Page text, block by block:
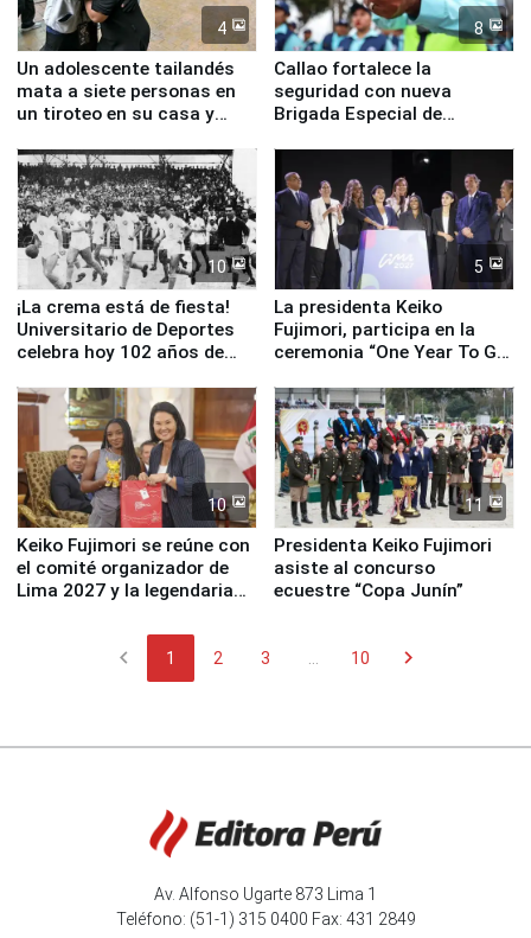
4
Un adolescente tailandés
mata a siete personas en
un tiroteo en su casa y
8
Callao fortalece la
seguridad con nueva
Brigada Especial de
equipamiento para
Serenazgo
10
¡La crema está de fiesta!
Universitario de Deportes
celebra hoy 102 años de
5
La presidenta Keiko
Fujimori, participa en la
ceremonia “One Year To Go
10
Keiko Fujimori se reúne con
el comité organizador de
Lima 2027 y la legendaria
11
Presidenta Keiko Fujimori
asiste al concurso
ecuestre “Copa Junín”
chevron_left 1 2 3 10 chevron_right
Av. Alfonso Ugarte 873 Lima 1
Teléfono: (51-1) 315 0400 Fax: 431 2849